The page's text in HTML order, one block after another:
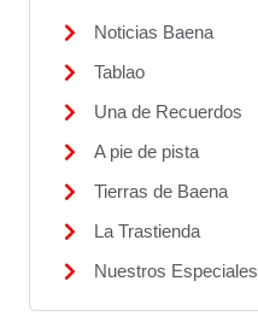
Noticias Baena
Tablao
Una de Recuerdos
A pie de pista
Tierras de Baena
La Trastienda
Nuestros Especiales